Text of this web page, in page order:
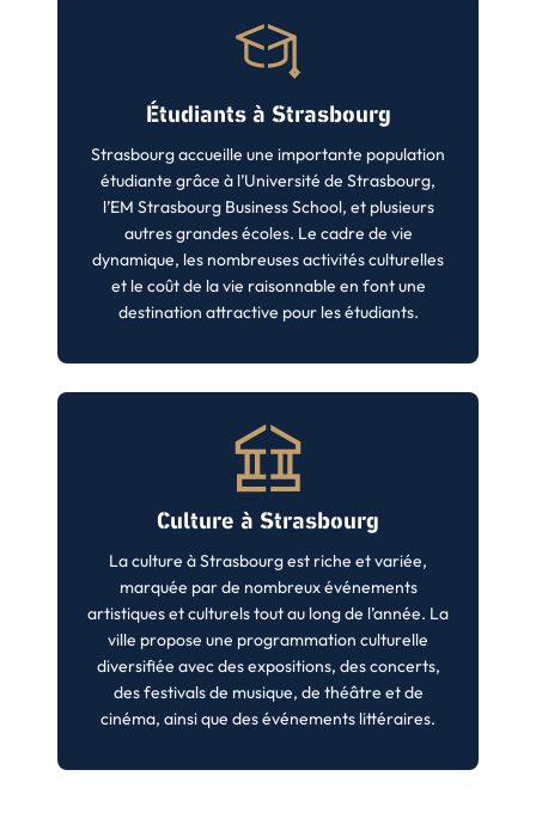
Étudiants à Strasbourg
Strasbourg accueille une importante population
étudiante grâce à l’Université de Strasbourg,
l’EM Strasbourg Business School, et plusieurs
autres grandes écoles. Le cadre de vie
dynamique, les nombreuses activités culturelles
et le coût de la vie raisonnable en font une
destination attractive pour les étudiants.
Culture à Strasbourg
La culture à Strasbourg est riche et variée,
marquée par de nombreux événements
artistiques et culturels tout au long de l’année. La
ville propose une programmation culturelle
diversifiée avec des expositions, des concerts,
des festivals de musique, de théâtre et de
cinéma, ainsi que des événements littéraires.